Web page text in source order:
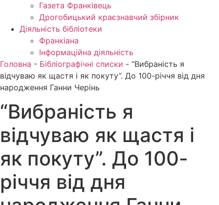
Газета Франківець
Дрогобицький краєзнавчий збірник
Діяльність бібліотеки
Франкіана
Інформаційна діяльність
Головна - Бібліографічні списки - “Вибраність я
відчуваю як щастя і як покуту”. До 100-річчя від дня
народження Ганни Черінь
“Вибраність я
відчуваю як щастя і
як покуту”. До 100-
річчя від дня